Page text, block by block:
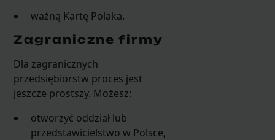
ważną Kartę Polaka.
Zagraniczne firmy
Dla zagranicznych
przedsiębiorstw proces jest
jeszcze prostszy. Możesz:
otworzyć oddział lub
przedstawicielstwo w Polsce,